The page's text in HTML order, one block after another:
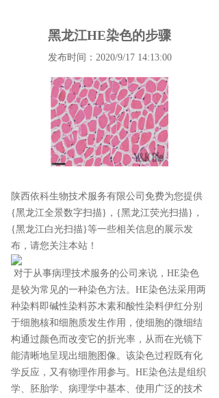
黑龙江HE染色的步骤
发布时间：2020/9/17 14:13:00
陕西依科生物技术服务有限公司免费为您提供
{黑龙江全景数字扫描} ，{黑龙江荧光扫描}，
{黑龙江白光扫描}等一些相关信息的展示发
布，请您关注本站！
对于从事病理技术服务的公司来说，HE染色
是较为常见的一种染色方法。HE染色法采用两
种染料即碱性染料苏木素和酸性染料伊红分别
于细胞核和细胞质发生作用，使细胞的微细结
构通过颜色而改变它的折光率，从而在光镜下
能清晰地呈现出细胞图像。该染色过程既有化
学反应，又有物理作用参与。HE染色法是组织
学、胚胎学、病理学中基本、使用广泛的技术